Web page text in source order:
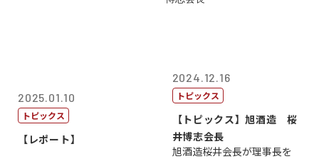
2025.01.10
トピックス
【レポート】
2024.12.16
トピックス
【トピックス】旭酒造 桜
井博志会長
旭酒造桜井会長が理事長を